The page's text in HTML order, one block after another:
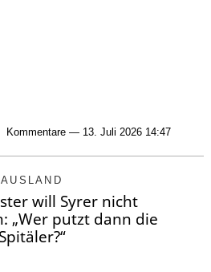
Kommentare — 13. Juli 2026 14:47
AUSLAND
will Syrer nicht
„Wer putzt dann die
Spitäler?“